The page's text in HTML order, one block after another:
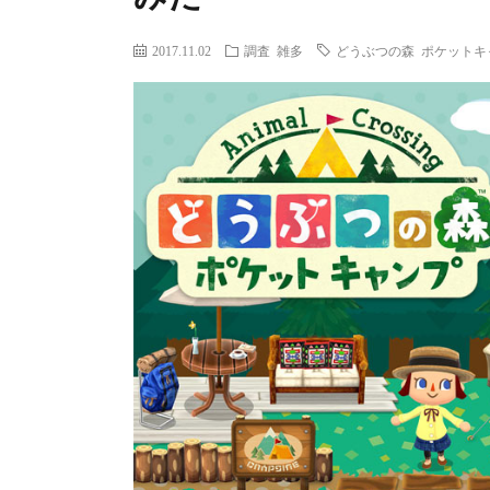
2017.11.02 調査 雑多 どうぶつの森 ポケットキ